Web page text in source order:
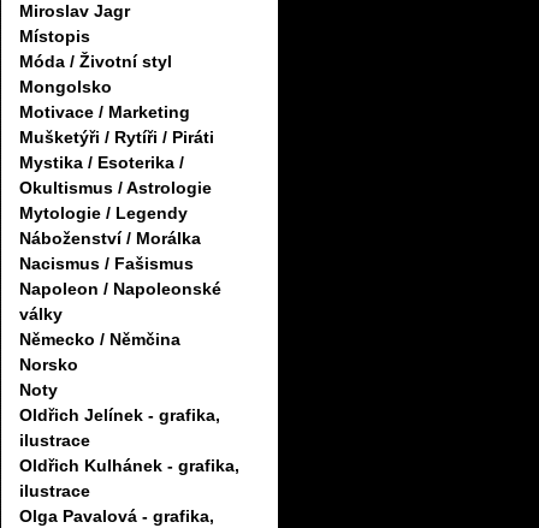
Miroslav Jagr
Místopis
Móda / Životní styl
Mongolsko
Motivace / Marketing
Mušketýři / Rytíři / Piráti
Mystika / Esoterika /
Okultismus / Astrologie
Mytologie / Legendy
Náboženství / Morálka
Nacismus / Fašismus
Napoleon / Napoleonské
války
Německo / Němčina
Norsko
Noty
Oldřich Jelínek - grafika,
ilustrace
Oldřich Kulhánek - grafika,
ilustrace
Olga Pavalová - grafika,